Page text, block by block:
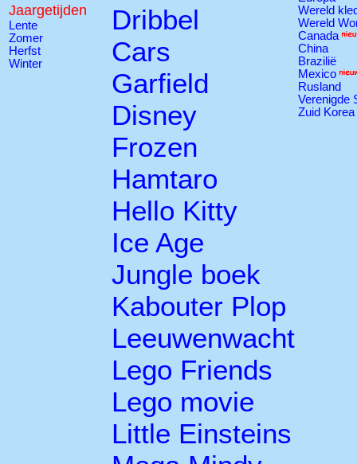
Jaargetijden
Lente
Zomer
Herfst
Winter
Dribbel
Cars
Garfield
Disney
Frozen
Hamtaro
Hello Kitty
Ice Age
Jungle boek
Kabouter Plop
Leeuwenwacht
Lego Friends
Lego movie
Little Einsteins
Wereld
Wereld
Canada
China
Brazilië
Mexico
Rusland
Verenigde
Zuid Korea